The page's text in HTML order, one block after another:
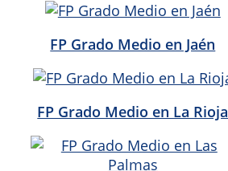
FP Grado Medio en Jaén
FP Grado Medio en La Rioja